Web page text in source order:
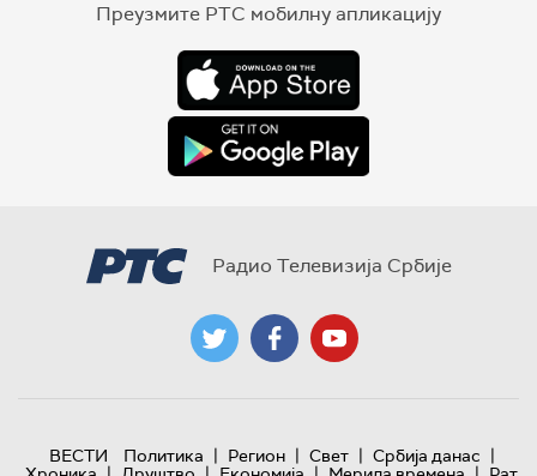
Преузмите РТС мобилну апликацију
Радио Телевизија Србије
ВЕСТИ Политика | Регион | Свет | Србија данас |